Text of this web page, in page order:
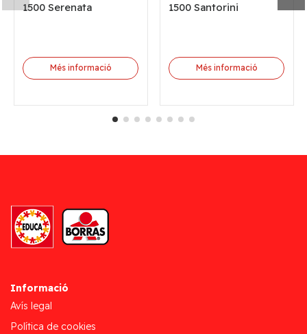
1500 Serenata
Més informació
1500 Santorini
Més informació
Informació
Avís legal
Política de cookies